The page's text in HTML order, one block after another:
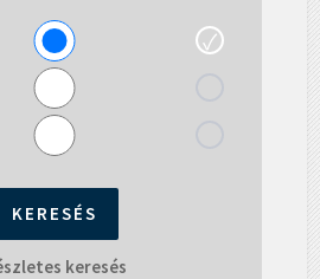
keresés